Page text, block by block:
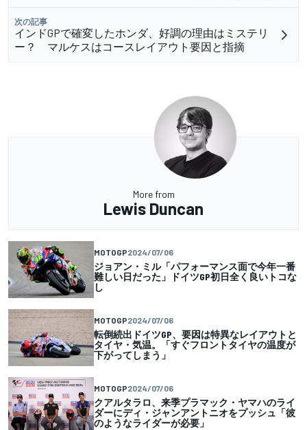
次の記事
インドGPで確変したホンダ、好調の理由はミステリ
ー？ マルケスはコースレイアウト要因と指摘
More from
Lewis Duncan
MOTOGP2024/07/06
ジョアン・ミル「パフォーマンス面で今年一番
難しい日だった」ドイツGP初日全く良いトコな
し
MOTOGP2024/07/06
転倒続出ドイツGP、要因は特異なレイアウトと
タイヤ・気温。「すぐフロントタイヤの温度が
下がってしまう」
MOTOGP2024/07/06
クアルタラロ、来季プラマック・ヤマハのライ
ダーにディ・ジャンアントニオをプッシュ「彼
のようなライダーが必要」